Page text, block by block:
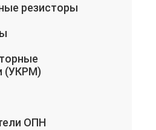
резисторы
(УКРМ)
ОПН